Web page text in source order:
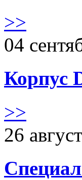
>>
04
Корпус
>>
26